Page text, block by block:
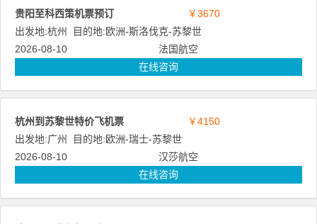
贵阳至科西策机票预订
￥3670
出发地:杭州 目的地:欧洲-斯洛伐克-苏黎世
2026-08-10
法国航空
在线咨询
杭州到苏黎世特价飞机票
￥4150
出发地:广州 目的地:欧洲-瑞士-苏黎世
2026-08-10
汉莎航空
在线咨询